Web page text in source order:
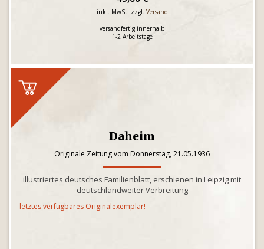
inkl. MwSt. zzgl. Versand
versandfertig innerhalb
1-2 Arbeitstage
Daheim
Originale Zeitung vom Donnerstag, 21.05.1936
illustriertes deutsches Familienblatt, erschienen in Leipzig mit
deutschlandweiter Verbreitung
letztes verfügbares Originalexemplar!